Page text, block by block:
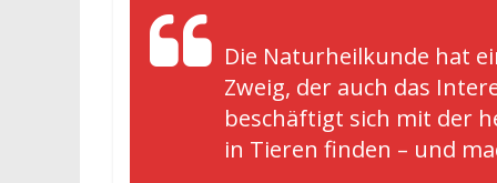
Die Naturheilkunde hat
Zweig, der auch das
beschäftigt sich mit der
in Tieren finden – und